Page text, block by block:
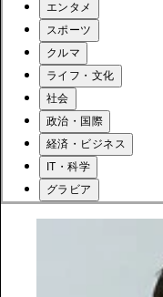
エンタメ
スポーツ
クルマ
ライフ・文化
社会
政治・国際
経済・ビジネス
IT・科学
グラビア